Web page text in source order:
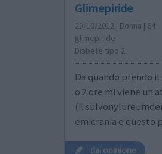
Glimepiride
29/10/2012 | Donna | 64
glimepiride
Diabete tipo 2
Da quando prendo
o 2 ore mi viene un
(il
emicrania e questo
dai opinione